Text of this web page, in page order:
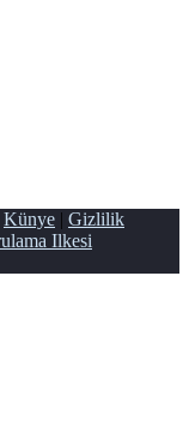
Künye | Gizlilik
Ilkesi